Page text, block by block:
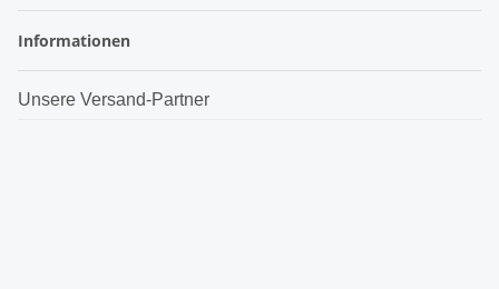
Informationen
Unsere Versand-Partner